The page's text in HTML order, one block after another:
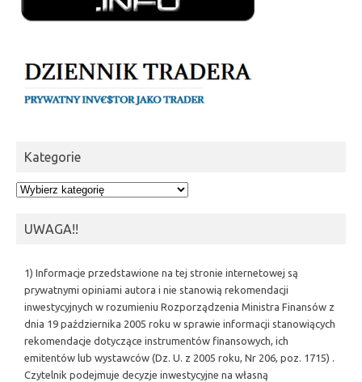
Kategorie
Kategorie
UWAGA!!
1) Informacje przedstawione na tej stronie internetowej są
prywatnymi opiniami autora i nie stanowią rekomendacji
inwestycyjnych w rozumieniu Rozporządzenia Ministra Finansów z
dnia 19 października 2005 roku w sprawie informacji stanowiących
rekomendacje dotyczące instrumentów finansowych, ich
emitentów lub wystawców (Dz. U. z 2005 roku, Nr 206, poz. 1715) .
Czytelnik podejmuje decyzje inwestycyjne na własną